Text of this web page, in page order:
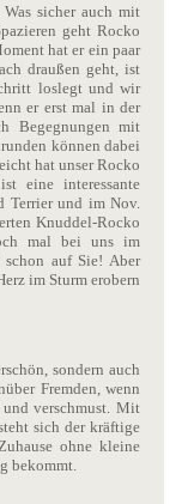
sicher auch mit
geht Rocko
hat er ein paar
draußen geht, ist
loslegt und wir
er erst mal in der
Begegnungen mit
können dabei
hat unser Rocko
eine interessante
Terrier und im Nov.
Knuddel-Rocko
mal bei uns im
auf Sie! Aber
im Sturm erobern
sondern auch
Fremden, wenn
verschmust. Mit
sich der kräftige
ohne kleine
bekommt.